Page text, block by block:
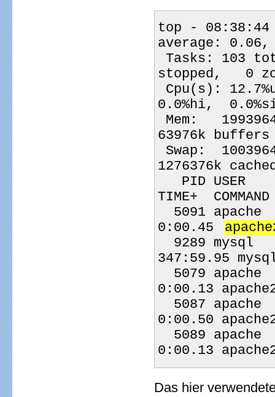
top -
average:
stopped,   0
0.0%hi,
63976k buffers
1276376k
PID USER
TIME+
5091
0:00.45
347:59.95
0:00.13
0:00.50
0:00.13
Das hier